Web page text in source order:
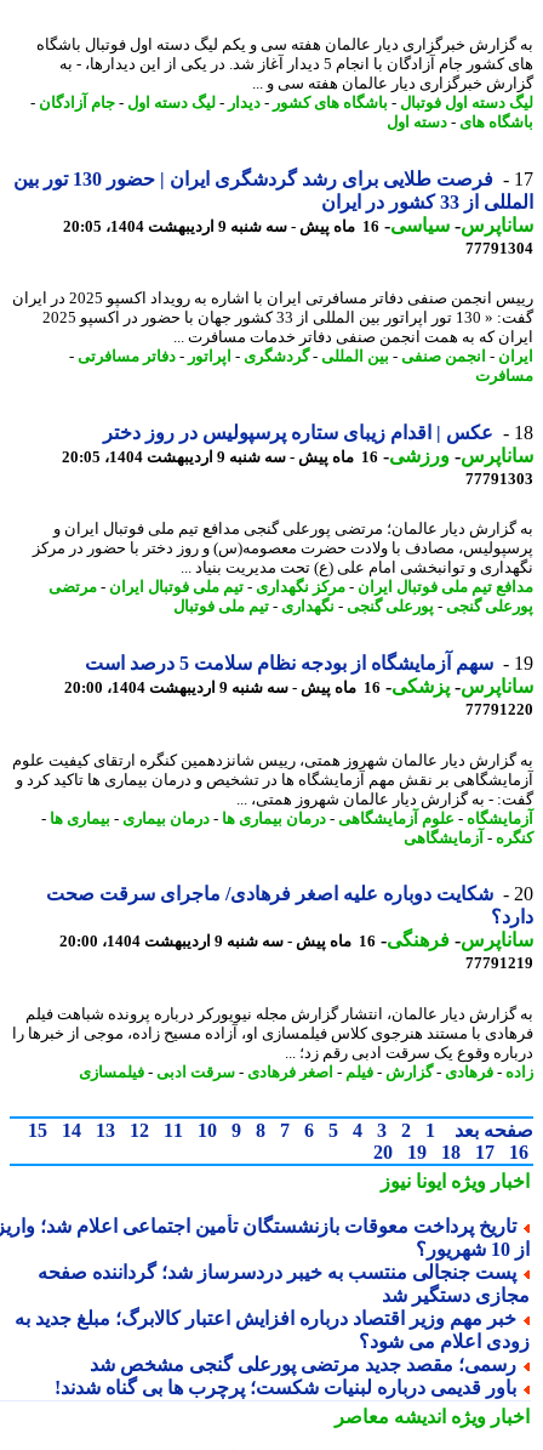
خبرگزاری دیار عالمان هفته سی و یکم لیگ دسته اول فوتبال باشگاه
های کشور جام آزادگان با انجام 5 دیدار آغاز شد. در یکی از این دیدارها، - به
خبرگزاری دیار عالمان هفته سی و ...
دسته اول فوتبال-باشگاه های کشور-دیدار-لیگ دسته اول-جام آزادگان-
های -دسته اول
فرصت طلایی برای رشد گردشگری ایران | حضور 130 تور بین
33 کشور در ایران
-سیاسی-16 ماه پیش - سه شنبه 9 اردیبهشت 1404، 20:05
رییس انجمن صنفی دفاتر مسافرتی ایران با اشاره به رویداد اکسپو 2025 در ایران
گفت: « 130 تور اپراتور بین المللی از 33 کشور جهان با حضور در اکسپو 2025
که به همت انجمن صنفی دفاتر خدمات مسافرت ...
- انجمن صنفی-بین المللی-گردشگری- اپراتور -دفاتر مسافرتی-
عکس | اقدام زیبای ستاره پرسپولیس در روز دختر
-ورزشی-16 ماه پیش - سه شنبه 9 اردیبهشت 1404، 20:05
دیار عالمان؛ مرتضی پورعلی گنجی مدافع تیم ملی فوتبال ایران و
مصادف با ولادت حضرت معصومه(س) و روز دختر با حضور در مرکز
و توانبخشی امام علی (ع) تحت مدیریت بنیاد ...
تیم ملی فوتبال ایران - مرکز نگهداری- تیم ملی فوتبال ایران -
مرتضی
گنجی-پورعلی گنجی-نگهداری- تیم ملی فوتبال
سهم آزمایشگاه از بودجه نظام سلامت 5 درصد است
-پزشکی-16 ماه پیش - سه شنبه 9 اردیبهشت 1404، 20:00
دیار عالمان شهروز همتی، رییس شانزدهمین کنگره ارتقای کیفیت علوم
بر نقش مهم آزمایشگاه ها در تشخیص و درمان بیماری ها تاکید کرد و
- به گزارش دیار عالمان شهروز همتی، ...
-علوم آزمایشگاهی-درمان بیماری ها - درمان بیماری- بیماری ها -
-آزمایشگاهی
شکایت دوباره علیه اصغر فرهادی/ ماجرای سرقت صحت
-فرهنگی-16 ماه پیش - سه شنبه 9 اردیبهشت 1404، 20:00
دیار عالمان، انتشار گزارش مجله نیویورکر درباره پرونده شباهت فیلم
با مستند هنرجوی کلاس فیلمسازی او، آزاده مسیح زاده، موجی از خبرها را
وقوع یک سرقت ادبی رقم زد؛ ...
- فرهادی-گزارش -فیلم -اصغر فرهادی-سرقت ادبی -فیلمسازی
بعد 1
2
3
4
5
6
7
8
9
10
11
12
13
14
15
17
18
19
20
ویژهایونا نیوز
پرداخت معوقات بازنشستگان تأمین اجتماعی اعلام شد؛ واریز
جنجالی منتسب به خیبر دردسرساز شد؛ گرداننده صفحه
دستگیر شد
مهم وزیر اقتصاد درباره افزایش اعتبار کالابرگ؛ مبلغ جدید به
اعلام می شود؟
مقصد جدید مرتضی پورعلی گنجی مشخص شد
قدیمی درباره لبنیات شکست؛ پرچرب ها بی گناه شدند!
ویژهاندیشه معاصر